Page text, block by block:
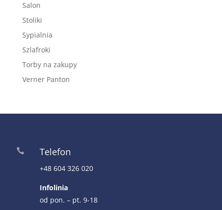
Salon
Stoliki
Sypialnia
Szlafroki
Torby na zakupy
Verner Panton
 Telefon
+48 604 326 020
Infolinia
od pon. – pt. 9-18